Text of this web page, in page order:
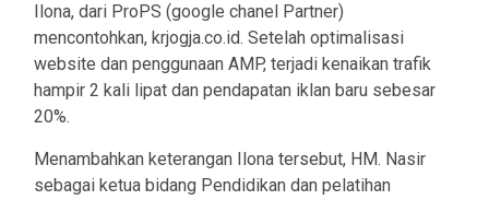
Ilona, dari ProPS (google chanel Partner)
mencontohkan, krjogja.co.id. Setelah optimalisasi
website dan penggunaan AMP, terjadi kenaikan trafik
hampir 2 kali lipat dan pendapatan iklan baru sebesar
20%.
Menambahkan keterangan Ilona tersebut, HM. Nasir
sebagai ketua bidang Pendidikan dan pelatihan